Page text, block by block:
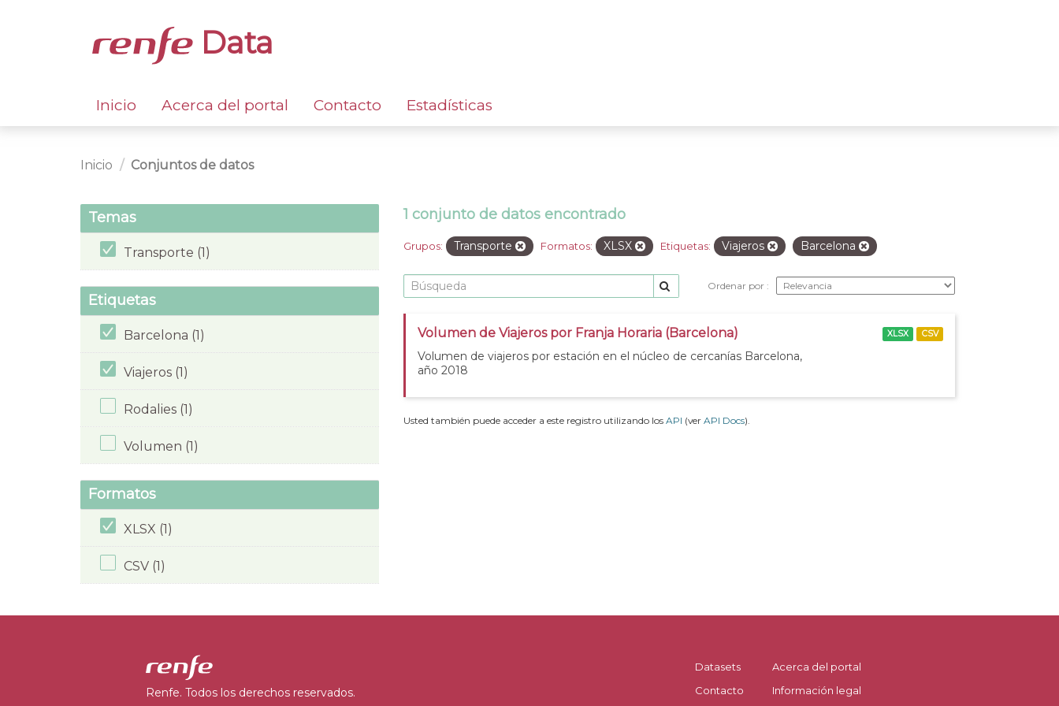
Data
Inicio Acerca del portal Contacto Estadísticas
Inicio Conjuntos de datos
Temas
Transporte (1)
Etiquetas
Barcelona (1)
Viajeros (1)
Rodalies (1)
Volumen (1)
Formatos
XLSX (1)
CSV (1)
1 conjunto de datos encontrado
Grupos: Transporte Formatos: XLSX Etiquetas: Viajeros Barcelona
Ordenar por
Volumen de Viajeros por Franja Horaria (Barcelona)
Volumen de viajeros por estación en el núcleo de cercanías Barcelona,
año 2018
XLSX CSV
Usted también puede acceder a este registro utilizando los API (ver API Docs).
Renfe. Todos los derechos reservados.
Datasets
Contacto
Acerca del portal
Información legal